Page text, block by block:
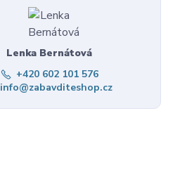
Lenka Bernátová
+420 602 101 576
info@zabavditeshop.cz